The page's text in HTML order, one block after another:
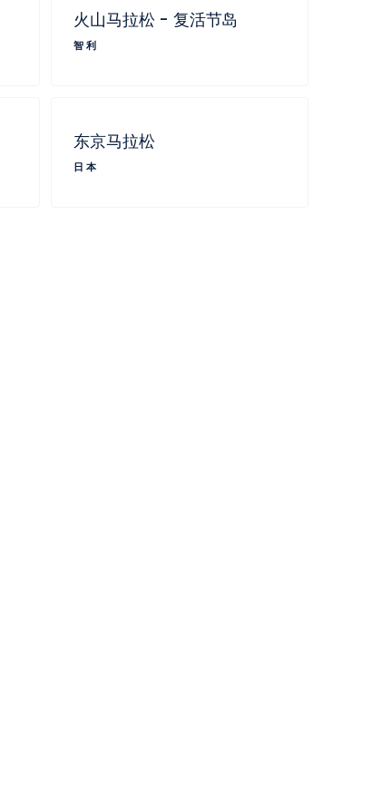
火山马拉松 - 复活节岛
智利
东京马拉松
日本